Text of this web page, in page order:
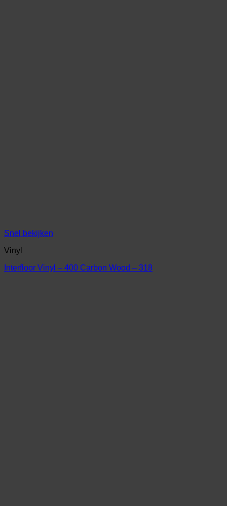
Snel bekijken
Vinyl
Interfloor Vinyl – 400 Carbon Wood – 318